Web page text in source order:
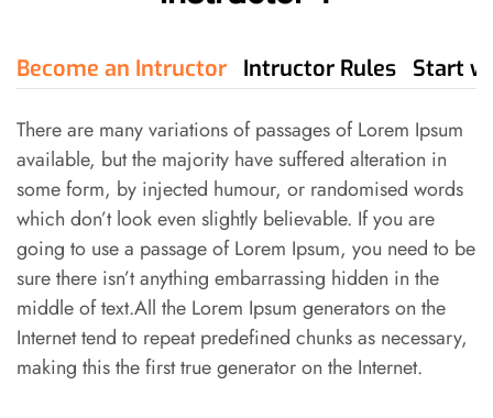
Become an Intructor Intructor Rules Start
There are many variations of passages of Lorem Ipsum
available, but the majority have suffered alteration in
some form, by injected humour, or randomised words
which don’t look even slightly believable. If you are
going to use a passage of Lorem Ipsum, you need to be
sure there isn’t anything embarrassing hidden in the
middle of text.All the Lorem Ipsum generators on the
Internet tend to repeat predefined chunks as necessary,
making this the first true generator on the Internet.